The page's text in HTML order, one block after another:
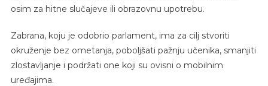
osim za hitne slučajeve ili obrazovnu upotrebu.
Zabrana, koju je odobrio parlament, ima za cilj stvoriti
okruženje bez ometanja, poboljšati pažnju učenika, smanjiti
zlostavljanje i podržati one koji su ovisni o mobilnim
uređajima.